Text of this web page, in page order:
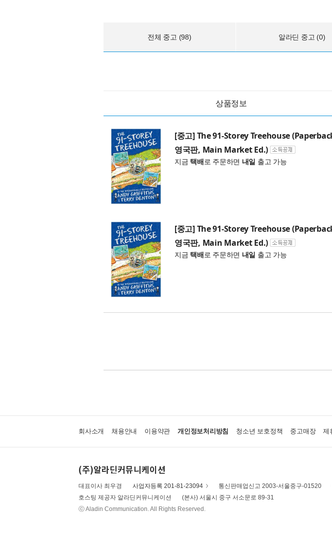
전체 중고 (98) 알라딘 중고 (0)
상품정보
[중고] The 91-Storey Treehouse
영국판, Main Market Ed.)
지금 택배로 주문하면 내일 출고 가능
[중고] The 91-Storey Treehouse
영국판, Main Market Ed.)
지금 택배로 주문하면 내일 출고 가능
회사소개 채용안내 이용약관 개인정보처리방침 청소년 보호정책 중고매장 제
(주)알라딘커뮤니케이션
대표이사 최우경 사업자등록 201-81-23094 통신판매업신고 2003-서울중구-01520
호스팅 제공자 알라딘커뮤니케이션
(본사) 서울시 중구 서소문로 89-31
ⓒ Aladin Communication. All Rights Reserved.